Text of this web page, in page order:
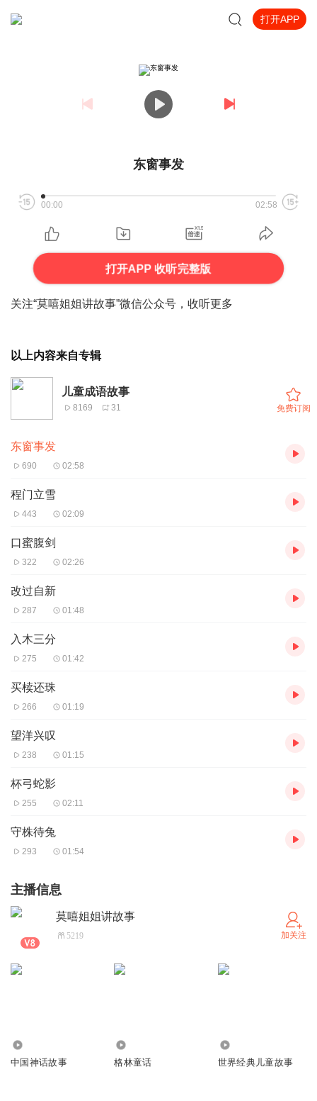
打开APP
东窗事发
00:00 02:58
打开APP 收听完整版
关注“莫嘻姐姐讲故事”微信公众号，收听更多
以上内容来自专辑
儿童成语故事
8169 31 免费订阅
东窗事发
690 02:58
程门立雪
443 02:09
口蜜腹剑
322 02:26
改过自新
287 01:48
入木三分
275 01:42
买椟还珠
266 01:19
望洋兴叹
238 01:15
杯弓蛇影
255 02:11
守株待兔
293 01:54
主播信息
莫嘻姐姐讲故事
5219 加关注
中国神话故事 格林童话 世界经典儿童故事